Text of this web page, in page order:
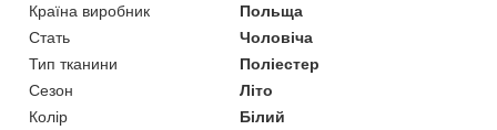
Країна виробник
Польща
Стать
Чоловіча
Тип тканини
Поліестер
Сезон
Літо
Колір
Білий